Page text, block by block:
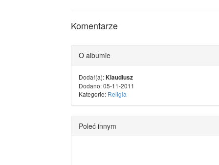
Komentarze
O albumie
Dodał(a):Klaudiusz
Dodano: 05-11-2011
Kategorie: Religia
Poleć innym